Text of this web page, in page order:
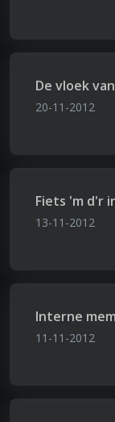
De vloek
20-11-2012
Fiets 'm d'r
13-11-2012
Interne
11-11-2012